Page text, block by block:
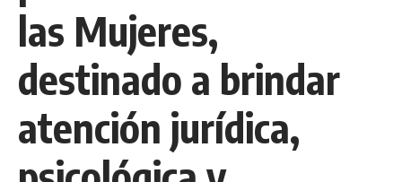
las Mujeres,
destinado a brindar
atención jurídica,